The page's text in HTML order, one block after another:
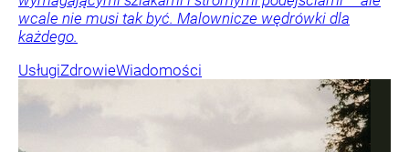
wcale nie musi tak być. Malownicze wędrówki dla
każdego.
UsługiZdrowieWiadomości